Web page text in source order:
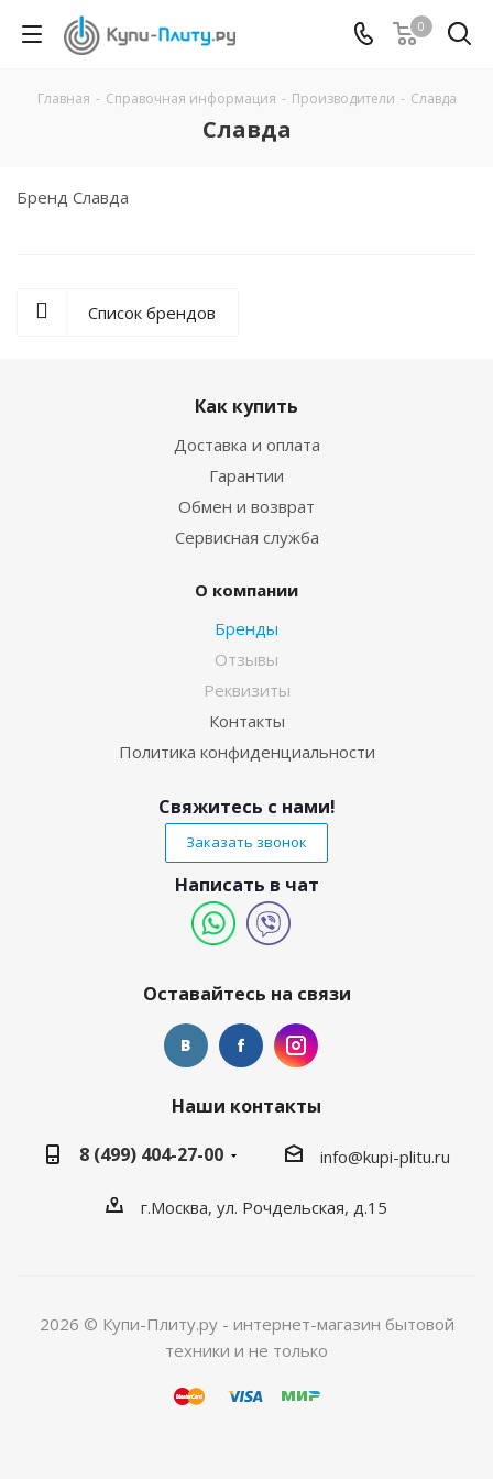
0
Главная - Справочная информация - Производители - Славда
Славда
Бренд Славда
Список брендов
Как купить
Доставка и оплата
Гарантии
Обмен и возврат
Сервисная служба
О компании
Бренды
Отзывы
Реквизиты
Контакты
Политика конфиденциальности
Свяжитесь с нами!
Заказать звонок
Написать в чат
Оставайтесь на связи
Наши контакты
8 (499) 404-27-00
info@kupi-plitu.ru
г.Москва, ул. Рочдельская, д.15
2026 © Купи-Плиту.ру - интернет-магазин бытовой
техники и не только